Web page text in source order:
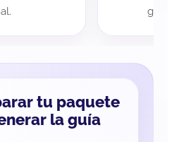
guía
tu paquete
la guía